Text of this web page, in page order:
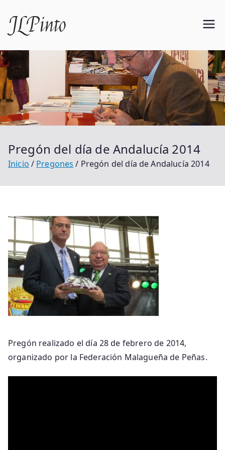
contenido
JLPinto
Pregón del día de Andalucía 2014
Inicio Pregones Pregón del día de Andalucía 2014
Pregón realizado el día 28 de febrero de 2014,
organizado por la Federación Malagueña de Peñas.